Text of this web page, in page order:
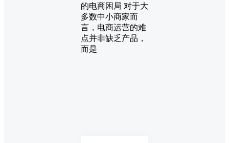
的电商困局 对于大
多数中小商家而
言，电商运营的难
点并非缺乏产品，
而是